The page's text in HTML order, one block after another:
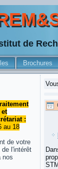
de
Brochures
et
:
au 18
de votre
de l'intérêt
nos